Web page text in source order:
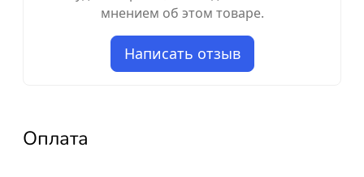
мнением об этом товаре.
Написать отзыв
Оплата